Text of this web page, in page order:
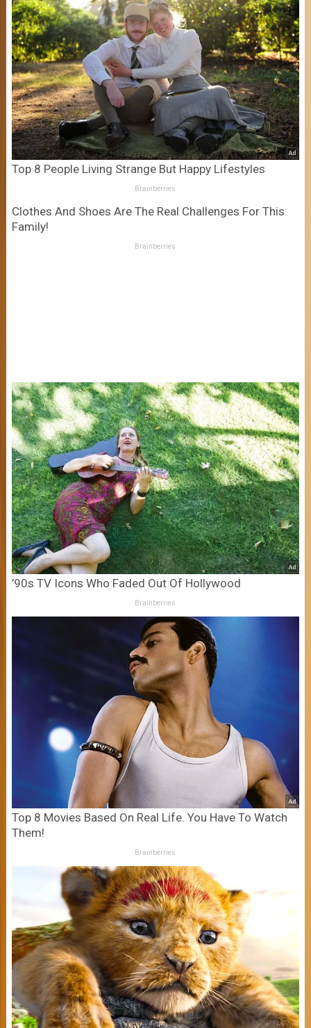
Top 8 People Living Strange But Happy Lifestyles
Brainberries
Clothes And Shoes Are The Real Challenges For This
Family!
Brainberries
’90s TV Icons Who Faded Out Of Hollywood
Brainberries
Top 8 Movies Based On Real Life. You Have To Watch
Them!
Brainberries